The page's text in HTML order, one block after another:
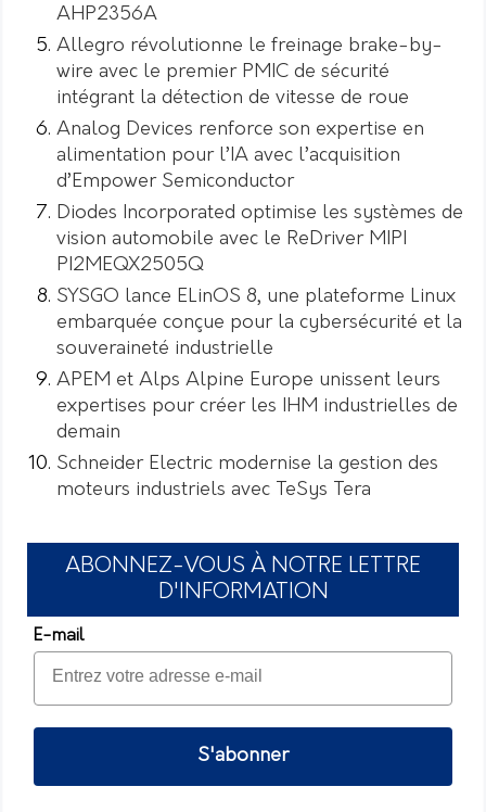
AHP2356A
Allegro révolutionne le freinage brake-by-
wire avec le premier PMIC de sécurité
intégrant la détection de vitesse de roue
Analog Devices renforce son expertise en
alimentation pour l’IA avec l’acquisition
d’Empower Semiconductor
Diodes Incorporated optimise les systèmes de
vision automobile avec le ReDriver MIPI
PI2MEQX2505Q
SYSGO lance ELinOS 8, une plateforme Linux
embarquée conçue pour la cybersécurité et la
souveraineté industrielle
APEM et Alps Alpine Europe unissent leurs
expertises pour créer les IHM industrielles de
demain
Schneider Electric modernise la gestion des
moteurs industriels avec TeSys Tera
ABONNEZ-VOUS À NOTRE LETTRE
D'INFORMATION
E-mail
S'abonner